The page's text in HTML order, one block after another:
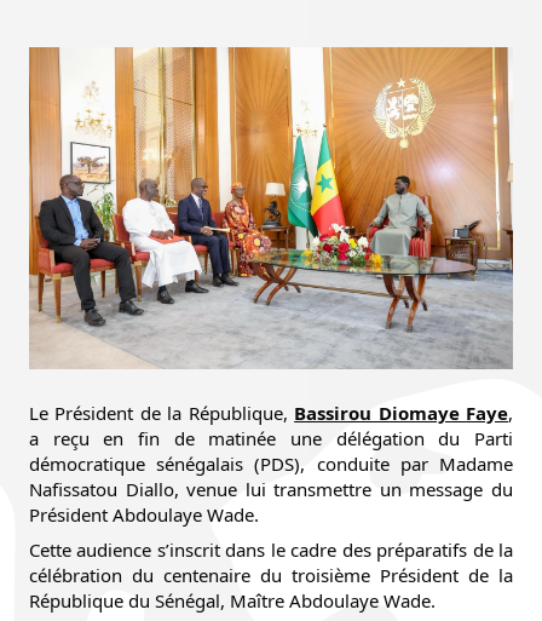
Le Président de la République, Bassirou Diomaye Faye,
a reçu en fin de matinée une délégation du Parti
démocratique sénégalais (PDS), conduite par Madame
Nafissatou Diallo, venue lui transmettre un message du
Président Abdoulaye Wade.
Cette audience s’inscrit dans le cadre des préparatifs de la
célébration du centenaire du troisième Président de la
République du Sénégal, Maître Abdoulaye Wade.